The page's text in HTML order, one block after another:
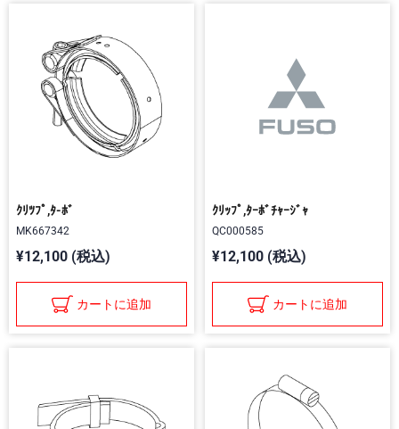
ｸﾘﾂﾌﾟ,ﾀ-ﾎﾞ
MK667342
¥12,100 (税込)
カートに追加
ｸﾘｯﾌﾟ,ﾀｰﾎﾞﾁｬｰｼﾞｬ
QC000585
¥12,100 (税込)
カートに追加